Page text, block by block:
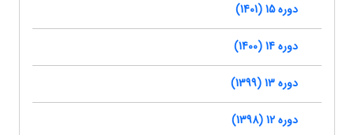
دوره 15 (1401)
دوره 14 (1400)
دوره 13 (1399)
دوره 12 (1398)